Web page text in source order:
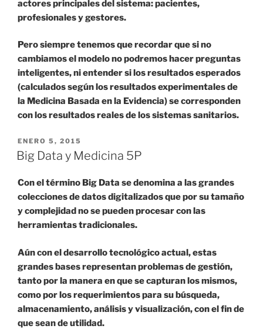
actores principales del sistema: pacientes,
profesionales y gestores.
Pero siempre tenemos que recordar que si no
cambiamos el modelo no podremos hacer preguntas
inteligentes, ni entender si los resultados esperados
(calculados según los resultados experimentales de
la Medicina Basada en la Evidencia) se corresponden
con los resultados reales de los sistemas sanitarios.
PUBLICADO
EL
ENERO 5, 2015
Big Data y Medicina 5P
Con el término Big Data se denomina a las grandes
colecciones de datos digitalizados que por su tamaño
y complejidad no se pueden procesar con las
herramientas tradicionales.
Aún con el desarrollo tecnológico actual, estas
grandes bases representan problemas de gestión,
tanto por la manera en que se capturan los mismos,
como por los requerimientos para su búsqueda,
almacenamiento, análisis y visualización, con el fin de
que sean de utilidad.